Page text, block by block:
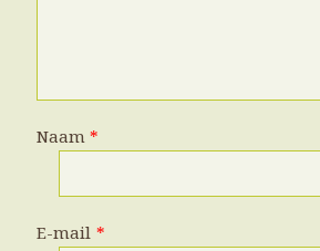
Naam*
E-mail *